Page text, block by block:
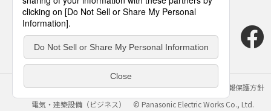
サイトのご利用にあたって クッキーポリシー
個人情報保護方針
電気・建築設備（ビジネス）
© Panasonic Electric Works Co., Ltd.